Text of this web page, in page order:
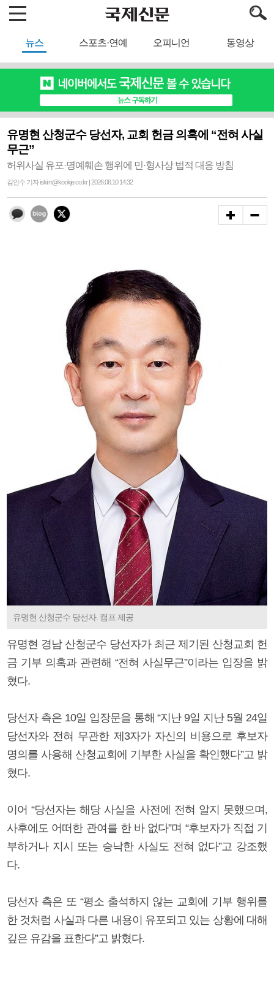
뉴스 스포츠·연예 오피니언 동영상
유명현 산청군수 당선자, 교회 헌금 의혹에 “전혀 사실
무근”
허위사실 유포·명예훼손 행위에 민·형사상 법적 대응 방침
김인수 기자 iskim@kookje.co.kr | 2026.06.10 14:32
유명현 산청군수 당선자. 캠프 제공
유명현 경남 산청군수 당선자가 최근 제기된 산청교회 헌
금 기부 의혹과 관련해 “전혀 사실무근”이라는 입장을 밝
혔다.
당선자 측은 10일 입장문을 통해 “지난 9일 지난 5월 24일
당선자와 전혀 무관한 제3자가 자신의 비용으로 후보자
명의를 사용해 산청교회에 기부한 사실을 확인했다”고 밝
혔다.
이어 “당선자는 해당 사실을 사전에 전혀 알지 못했으며,
사후에도 어떠한 관여를 한 바 없다”며 “후보자가 직접 기
부하거나 지시 또는 승낙한 사실도 전혀 없다”고 강조했
다.
당선자 측은 또 “평소 출석하지 않는 교회에 기부 행위를
한 것처럼 사실과 다른 내용이 유포되고 있는 상황에 대해
깊은 유감을 표한다”고 밝혔다.